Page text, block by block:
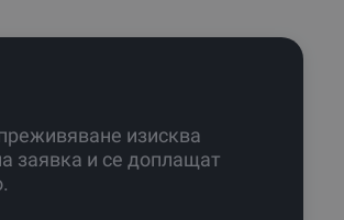
изисква
заявка и се доплащат